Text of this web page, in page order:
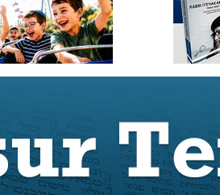
et le Birkat Hamazone à travers le temps